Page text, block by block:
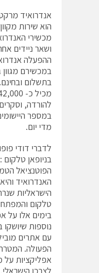
הוא שירות
מכשירי
ושאר ניידים
ההפעלה
במכשירם מגוון
להורדה,
במספר
מדי יום.
הפוטנציאל
האנדרואיד
הישראליות
טלקום והמפתח
בימים אלו על
נוספות
עם אתרים
הפעולה.
אפליקציות על
לצרכן